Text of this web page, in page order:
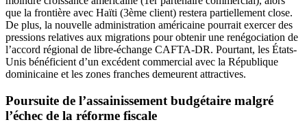
que la frontière avec Haïti (3ème client) restera partiellement close.
De plus, la nouvelle administration américaine pourrait exercer des
pressions relatives aux migrations pour obtenir une renégociation de
l’accord régional de libre-échange CAFTA-DR. Pourtant, les États-
Unis bénéficient d’un excédent commercial avec la République
dominicaine et les zones franches demeurent attractives.
Poursuite de l’assainissement budgétaire malgré
l’échec de la réforme fiscale